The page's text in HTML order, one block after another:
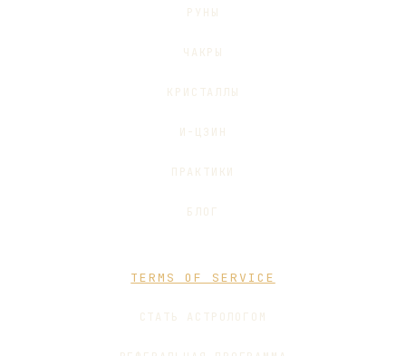
РУНЫ
ЧАКРЫ
КРИСТАЛЛЫ
И-ЦЗИН
ПРАКТИКИ
БЛОГ
TERMS OF SERVICE
СТАТЬ АСТРОЛОГОМ